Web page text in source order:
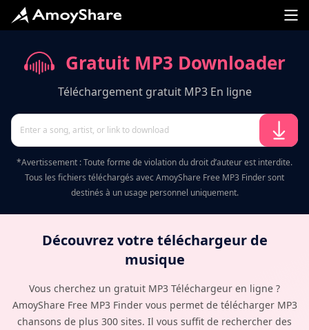
Gratuit MP3 Downloader
Téléchargement gratuit MP3 En ligne
*Avertissement : Toute forme de violation du droit d’auteur est interdite.
Tous les fichiers téléchargés avec AmoyShare Free MP3 Finder sont
destinés à un usage personnel uniquement.
Découvrez votre téléchargeur de
musique
Vous cherchez un gratuit MP3 Téléchargeur en ligne ?
AmoyShare Free MP3 Finder vous permet de télécharger MP3
chansons de plus 300 sites. Il vous suffit de rechercher des